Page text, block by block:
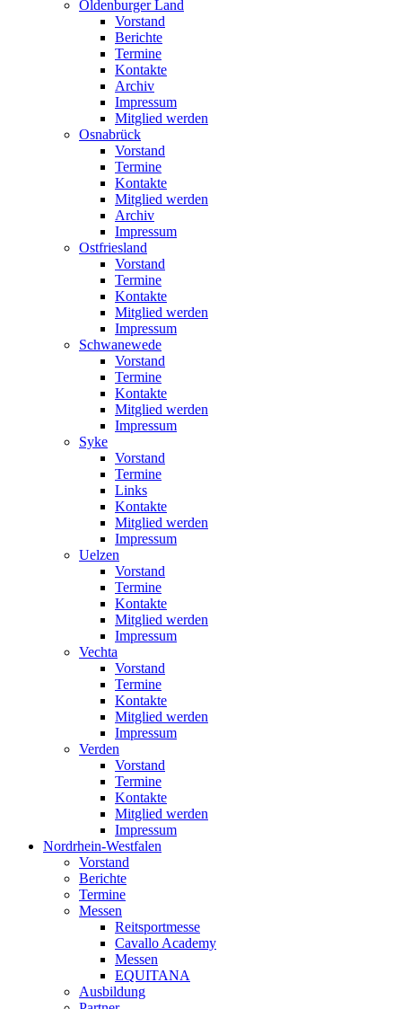
Oldenburger Land
Vorstand
Berichte
Termine
Kontakte
Archiv
Impressum
Mitglied werden
Osnabrück
Vorstand
Termine
Kontakte
Mitglied werden
Archiv
Impressum
Ostfriesland
Vorstand
Termine
Kontakte
Mitglied werden
Impressum
Schwanewede
Vorstand
Termine
Kontakte
Mitglied werden
Impressum
Syke
Vorstand
Termine
Links
Kontakte
Mitglied werden
Impressum
Uelzen
Vorstand
Termine
Kontakte
Mitglied werden
Impressum
Vechta
Vorstand
Termine
Kontakte
Mitglied werden
Impressum
Verden
Vorstand
Termine
Kontakte
Mitglied werden
Impressum
Nordrhein-Westfalen
Vorstand
Berichte
Termine
Messen
Reitsportmesse
Cavallo Academy
Messen
EQUITANA
Ausbildung